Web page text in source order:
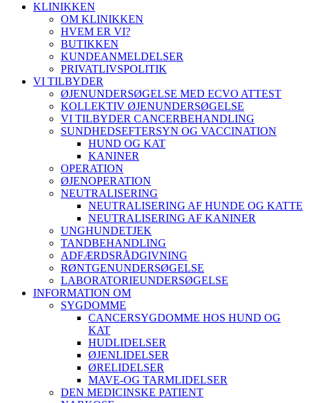
KLINIKKEN
OM KLINIKKEN
HVEM ER VI?
BUTIKKEN
KUNDEANMELDELSER
PRIVATLIVSPOLITIK
VI TILBYDER
ØJENUNDERSØGELSE MED ECVO ATTEST
KOLLEKTIV ØJENUNDERSØGELSE
VI TILBYDER CANCERBEHANDLING
SUNDHEDSEFTERSYN OG VACCINATION
HUND OG KAT
KANINER
OPERATION
ØJENOPERATION
NEUTRALISERING
NEUTRALISERING AF HUNDE OG KATTE
NEUTRALISERING AF KANINER
UNGHUNDETJEK
TANDBEHANDLING
ADFÆRDSRÅDGIVNING
RØNTGENUNDERSØGELSE
LABORATORIEUNDERSØGELSE
INFORMATION OM
SYGDOMME
CANCERSYGDOMME HOS HUND OG
KAT
HUDLIDELSER
ØJENLIDELSER
ØRELIDELSER
MAVE-OG TARMLIDELSER
DEN MEDICINSKE PATIENT